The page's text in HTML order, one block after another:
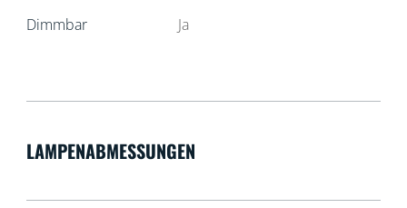
Dimmbar Ja
LAMPENABMESSUNGEN